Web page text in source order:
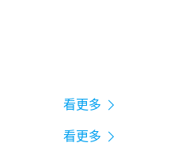
看更多
看更多